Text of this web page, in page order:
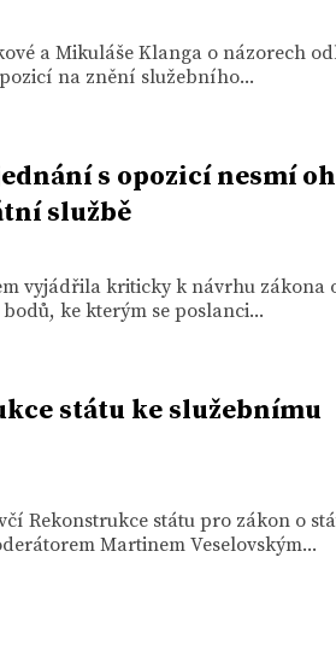
a Mikuláše Klanga o názorech
na znění služebního...
s opozicí nesmí
službě
vyjádřila kriticky k návrhu zákona
ke kterým se poslanci...
státu ke služebnímu
Rekonstrukce státu pro zákon o
Martinem Veselovským...